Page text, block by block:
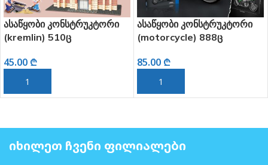
ასაწყობი კონსტრუკტორი
(kremlin) 510ც
45.00 ₾
ᲙᲐᲚᲐᲗᲐᲨᲘ ᲓᲐᲛᲐᲢᲔᲑᲐ
ასაწყობი კონსტრუკტორი
(motorcycle) 888ც
85.00 ₾
ᲙᲐᲚᲐᲗᲐᲨᲘ ᲓᲐᲛᲐᲢᲔᲑᲐ
ᲘᲮᲘᲚᲔᲗ ᲩᲕᲔᲜᲘ ᲤᲘᲚᲘᲐᲚᲔᲑᲘ